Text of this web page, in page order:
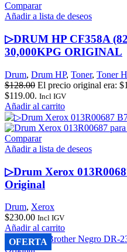
Comparar
Añadir a lista de deseos
▷DRUM HP CF358A
30,000KPG ORIGINAL
Drum, Drum HP, Toner, Toner
$128.00 El precio original era:
$119.00. Incl IGV
Añadir al carrito
Comparar
Añadir a lista de deseos
▷Drum Xerox
Original
Drum, Xerox
$230.00 Incl IGV
Añadir al carrito
OFERTA